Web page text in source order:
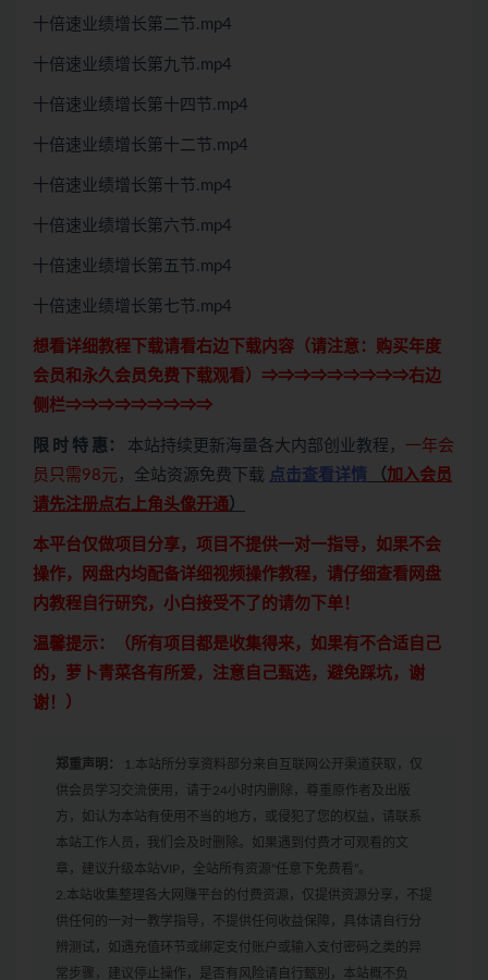
十倍速业绩增长第二节.mp4
十倍速业绩增长第九节.mp4
十倍速业绩增长第十四节.mp4
十倍速业绩增长第十二节.mp4
十倍速业绩增长第十节.mp4
十倍速业绩增长第六节.mp4
十倍速业绩增长第五节.mp4
十倍速业绩增长第七节.mp4
想看详细教程下载请看右边下载内容（请注意： 购买年度
会员和永久会员免费下载观看）⇒⇒⇒⇒⇒⇒⇒⇒⇒右边
侧栏⇒⇒⇒⇒⇒⇒⇒⇒⇒
限 时 特 惠： 本站持续更新海量各大内部创业教程， 一年会
员只需98元 ，全站资源免费下载 点击查看详情 （加入会员
请先注册点右上角头像开通）
本平台仅做项目分享，项目不提供一对一指导，如果不会
操作，网盘内均配备详细视频操作教程，请仔细查看网盘
内教程自行研究，小白接受不了的请勿下单！
温馨提示：（所有项目都是收集得来，如果有不合适自己
的，萝卜青菜各有所爱，注意自己甄选，避免踩坑，谢
谢！）
郑重声明：
1.本站所分享资料部分来自互联网公开渠道获取，仅
供会员学习交流使用，请于24小时内删除，尊重原作者及出版
方，如认为本站有使用不当的地方，或侵犯了您的权益，请联系
本站工作人员，我们会及时删除。如果遇到付费才可观看的文
章，建议升级本站VIP，全站所有资源“任意下免费看”。
2.本站收集整理各大网赚平台的付费资源，仅提供资源分享，不提
供任何的一对一教学指导，不提供任何收益保障，具体请自行分
辨测试，如遇充值环节或绑定支付账户或输入支付密码之类的异
常步骤，建议停止操作，是否有风险请自行甄别，本站概不负